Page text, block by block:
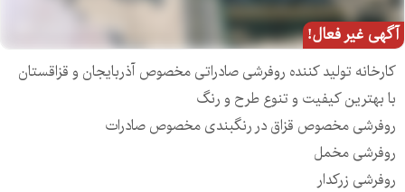
آگهی غیر فعال!
کارخانه تولید کننده روفرشی صادراتی مخصوص آذربایجان و قزاقستان
با بهترین کیفیت و تنوع طرح و رنگ
روفرشی مخصوص قزاق در رنگبندی مخصوص صادرات
روفرشی مخمل
روفرشی زرکدار